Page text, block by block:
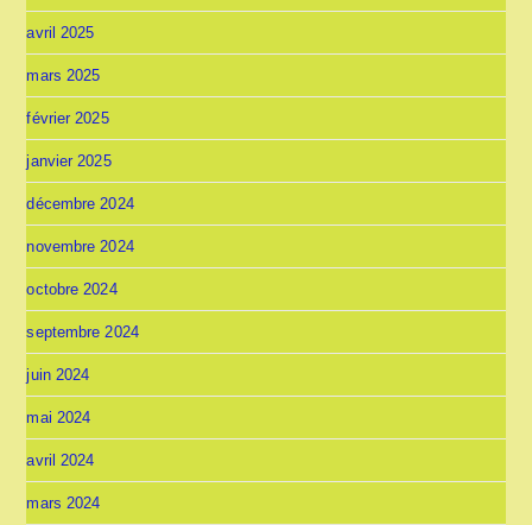
avril 2025
mars 2025
février 2025
janvier 2025
décembre 2024
novembre 2024
octobre 2024
septembre 2024
juin 2024
mai 2024
avril 2024
mars 2024